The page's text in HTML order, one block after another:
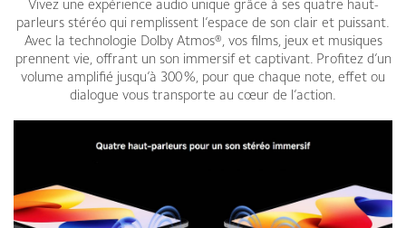
Vivez une expérience audio unique grâce à ses quatre haut-
parleurs stéréo qui remplissent l’espace de son clair et puissant.
Avec la technologie Dolby Atmos®, vos films, jeux et musiques
prennent vie, offrant un son immersif et captivant. Profitez d’un
volume amplifié jusqu’à 300 %, pour que chaque note, effet ou
dialogue vous transporte au cœur de l’action.